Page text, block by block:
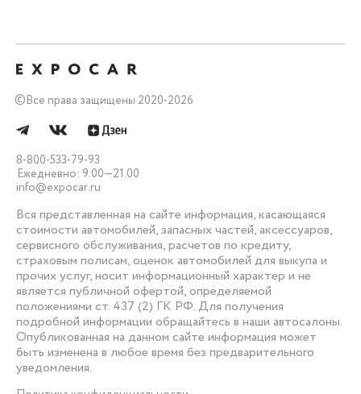
©Все права защищены 2020-2026
8-800-533-79-93
Ежедневно: 9.00—21.00
info@expocar.ru
Вся представленная на сайте информация, касающаяся
стоимости автомобилей, запасных частей, аксессуаров,
сервисного обслуживания, расчетов по кредиту,
страховым полисам, оценок автомобилей для выкупа и
прочих услуг, носит информационный характер и не
является публичной офертой, определяемой
положениями ст. 437 (2) ГК РФ. Для получения
подробной информации обращайтесь в наши автосалоны.
Опубликованная на данном сайте информация может
быть изменена в любое время без предварительного
уведомления.